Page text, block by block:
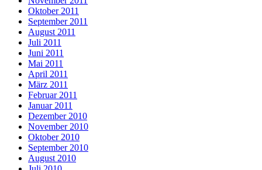
Oktober 2011
September 2011
August 2011
Juli 2011
Juni 2011
Mai 2011
April 2011
März 2011
Februar 2011
Januar 2011
Dezember 2010
November 2010
Oktober 2010
September 2010
August 2010